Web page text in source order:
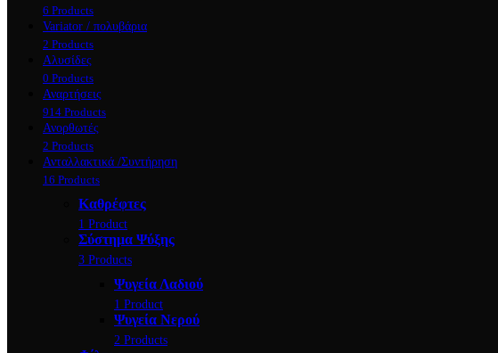
6 Products
Variator / πολυβάρια
2 Products
Αλυσίδες
0 Products
Αναρτήσεις
914 Products
Ανορθωτές
2 Products
Ανταλλακτικά /Συντήρηση
16 Products
Καθρέφτες
1 Product
Σύστημα Ψύξης
3 Products
Ψυγεία Λαδιού
1 Product
Ψυγεία Νερού
2 Products